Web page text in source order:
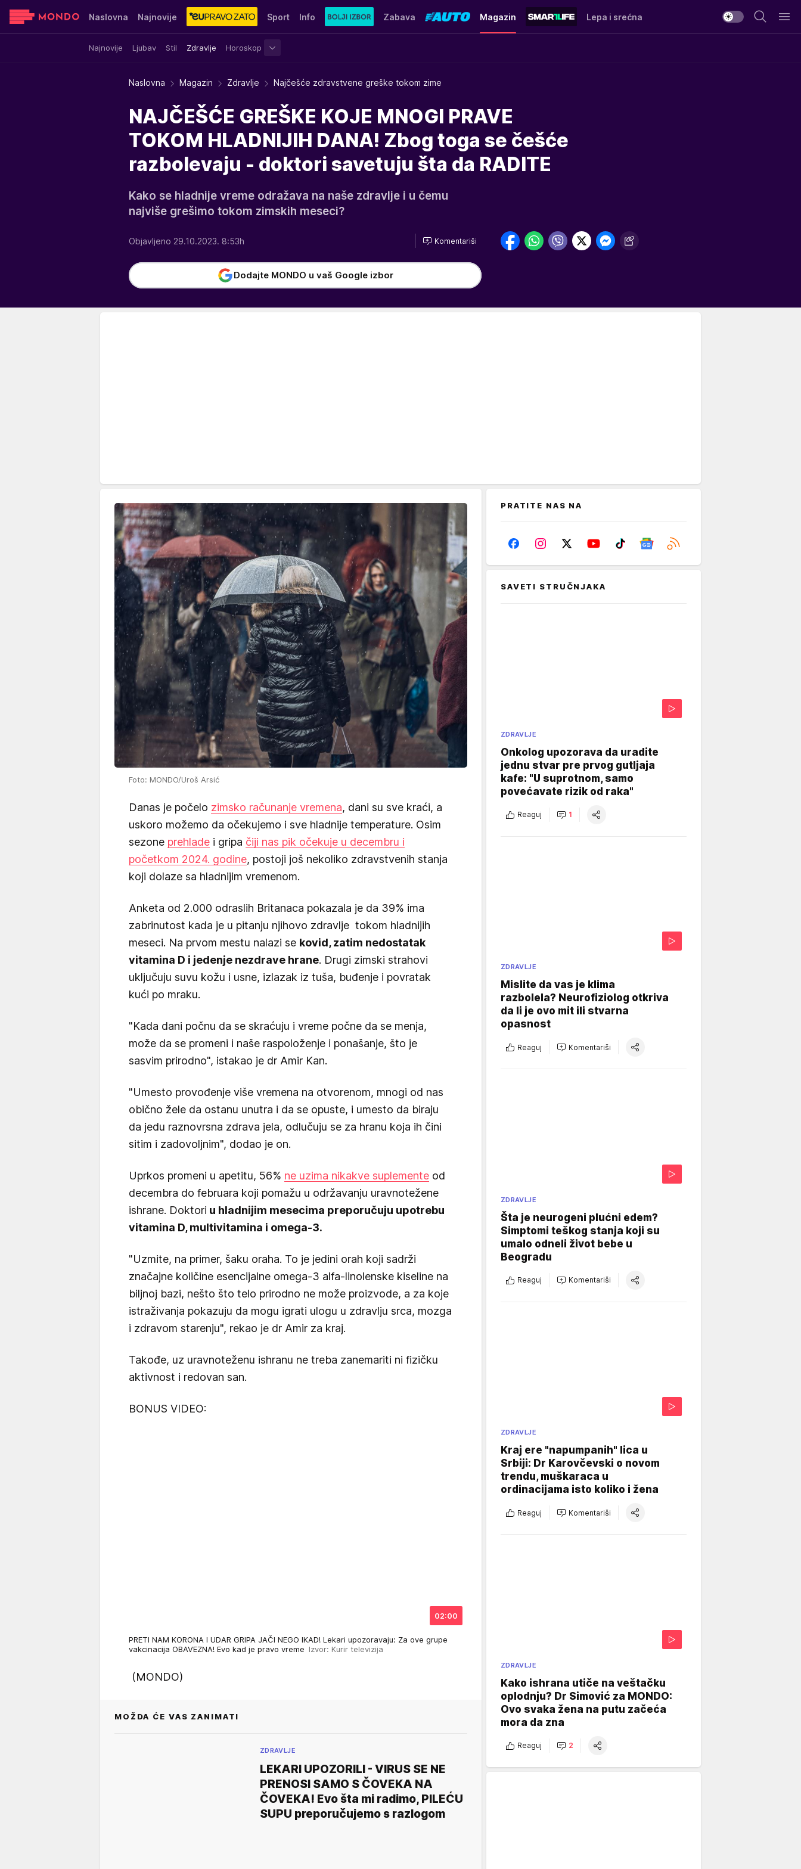
Naslovna Najnovije Sport Info Zabava Magazin
Najnovije Ljubav Stil Zdravlje Horoskop
Lepa i srećna
Sensa Stvar ukusa Yumama
Naslovna Magazin Zdravlje Najčešće zdravstvene greške tokom zime
NAJČEŠĆE GREŠKE KOJE MNOGI PRAVE
TOKOM HLADNIJIH DANA! Zbog toga se češće
razbolevaju - doktori savetuju šta da RADITE
Kako se hladnije vreme odražava na naše zdravlje i u čemu
najviše grešimo tokom zimskih meseci?
Objavljeno 29.10.2023. 8:53h Komentariši
Dodajte MONDO u vaš Google izbor
Foto: MONDO/Uroš Arsić
Danas je počelo zimsko računanje vremena, dani su sve kraći, a
uskoro možemo da očekujemo i sve hladnije temperature. Osim
sezone prehlade i gripa čiji nas pik očekuje u decembru i
početkom 2024. godine, postoji još nekoliko zdravstvenih stanja
koji dolaze sa hladnijim vremenom.
Anketa od 2.000 odraslih Britanaca pokazala je da 39% ima
zabrinutost kada je u pitanju njihovo zdravlje tokom hladnijih
meseci. Na prvom mestu nalazi se kovid, zatim nedostatak
vitamina D i jedenje nezdrave hrane. Drugi zimski strahovi
uključuju suvu kožu i usne, izlazak iz tuša, buđenje i povratak
kući po mraku.
"Kada dani počnu da se skraćuju i vreme počne da se menja,
može da se promeni i naše raspoloženje i ponašanje, što je
sasvim prirodno", istakao je dr Amir Kan.
"Umesto provođenje više vremena na otvorenom, mnogi od nas
obično žele da ostanu unutra i da se opuste, i umesto da biraju
da jedu raznovrsna zdrava jela, odlučuju se za hranu koja ih čini
sitim i zadovoljnim", dodao je on.
Uprkos promeni u apetitu, 56% ne uzima nikakve suplemente od
decembra do februara koji pomažu u održavanju uravnotežene
ishrane. Doktori u hladnijim mesecima preporučuju upotrebu
vitamina D, multivitamina i omega-3.
"Uzmite, na primer, šaku oraha. To je jedini orah koji sadrži
značajne količine esencijalne omega-3 alfa-linolenske kiseline na
biljnoj bazi, nešto što telo prirodno ne može proizvode, a za koje
istraživanja pokazuju da mogu igrati ulogu u zdravlju srca, mozga
i zdravom starenju", rekao je dr Amir za kraj.
Takođe, uz uravnoteženu ishranu ne treba zanemariti ni fizičku
aktivnost i redovan san.
BONUS VIDEO:
02:00
PRETI NAM KORONA I UDAR GRIPA JAČI NEGO IKAD! Lekari upozoravaju: Za ove grupe
vakcinacija OBAVEZNA! Evo kad je pravo vreme Izvor: Kurir televizija
(MONDO)
MOŽDA ĆE VAS ZANIMATI
ZDRAVLJE
LEKARI UPOZORILI - VIRUS SE NE
PRENOSI SAMO S ČOVEKA NA
ČOVEKA! Evo šta mi radimo, PILEĆU
SUPU preporučujemo s razlogom
PRATITE NAS NA
SAVETI STRUČNJAKA
ZDRAVLJE
Onkolog upozorava da uradite
jednu stvar pre prvog gutljaja
kafe: "U suprotnom, samo
povećavate rizik od raka"
Reaguj 1
ZDRAVLJE
Mislite da vas je klima
razbolela? Neurofiziolog otkriva
da li je ovo mit ili stvarna
opasnost
Reaguj Komentariši
ZDRAVLJE
Šta je neurogeni plućni edem?
Simptomi teškog stanja koji su
umalo odneli život bebe u
Beogradu
Reaguj Komentariši
ZDRAVLJE
Kraj ere "napumpanih" lica u
Srbiji: Dr Karovčevski o novom
trendu, muškaraca u
ordinacijama isto koliko i žena
Reaguj Komentariši
ZDRAVLJE
Kako ishrana utiče na veštačku
oplodnju? Dr Simović za MONDO:
Ovo svaka žena na putu začeća
mora da zna
Reaguj 2